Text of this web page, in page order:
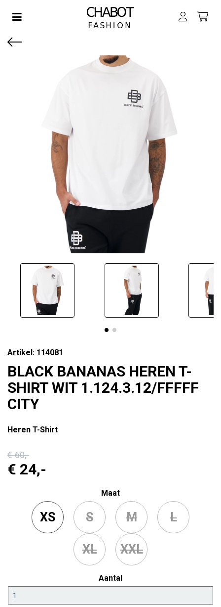
SUBMENU (HEREN)
SUBMENU (JONGENS)
SUBMENU (MEISJES)
Toggle navigation
Artikel: 114081
BLACK BANANAS HEREN T-
SHIRT WIT 1.124.3.12/FFFFF
CITY
Heren T-Shirt
€ 60,-
€ 24,-
Maat
XS S M L
XL XXL
Aantal